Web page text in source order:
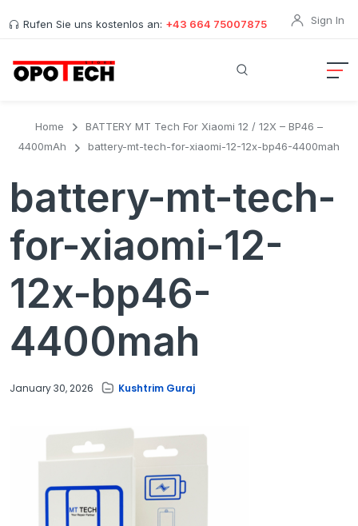
Rufen Sie uns kostenlos an: +43 664 75007875 Sign In
Home
BATTERY MT Tech For Xiaomi 12 / 12X – BP46 –
4400mAh
battery-mt-tech-for-xiaomi-12-12x-bp46-4400mah
battery-mt-tech-
for-xiaomi-12-
12x-bp46-
4400mah
January 30, 2026 Kushtrim Guraj